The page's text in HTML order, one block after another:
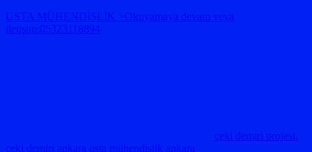
USTA MÜHENDİSLİK >Okuyamaya devam veya
iletişim:05323118894
çeki demiri projesi.
çeki demiri ankara usta mühendislik ankara